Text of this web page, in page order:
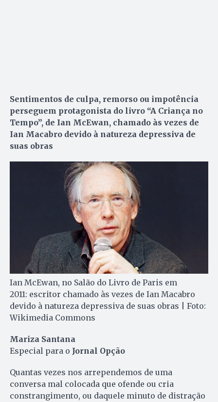
Sentimentos de culpa, remorso ou impotência
perseguem protagonista do livro “A Criança no
Tempo”, de Ian McEwan, chamado às vezes de
Ian Macabro devido à natureza depressiva de
suas obras
Ian McEwan, no Salão do Livro de Paris em
2011: escritor chamado às vezes de Ian Macabro
devido à natureza depressiva de suas obras | Foto:
Wikimedia Commons
Mariza Santana
Especial para o Jornal Opção
Quantas vezes nos arrependemos de uma
conversa mal colocada que ofende ou cria
constrangimento, ou daquele minuto de distração